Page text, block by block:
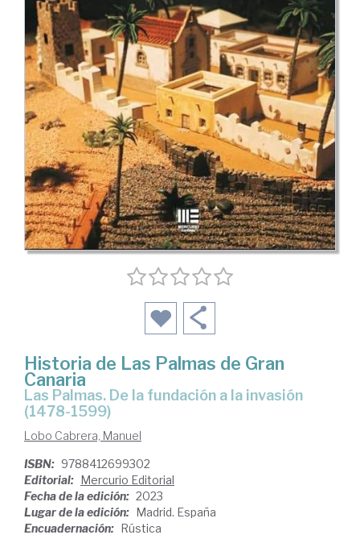
Historia de Las Palmas de Gran
Canaria
Las Palmas. De la fundación a la invasión
(1478-1599)
Lobo Cabrera, Manuel
ISBN: 9788412699302
Editorial: Mercurio Editorial
Fecha de la edición: 2023
Lugar de la edición: Madrid. España
Encuadernación: Rústica